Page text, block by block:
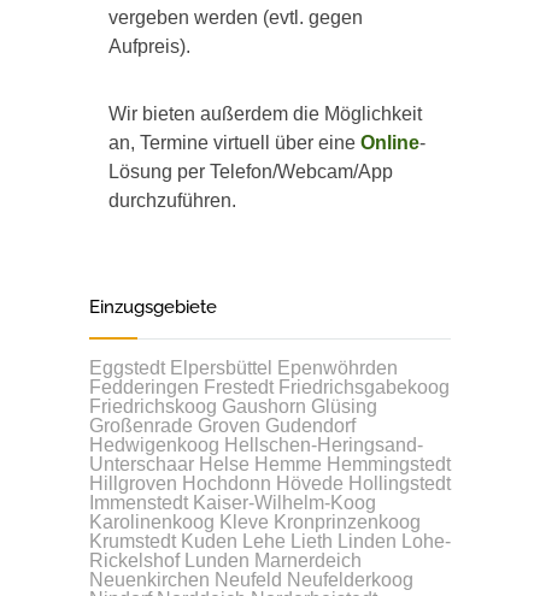
vergeben werden (evtl. gegen
Aufpreis).
Wir bieten außerdem die Möglichkeit
an, Termine virtuell über eine Online-
Lösung per Telefon/Webcam/App
durchzuführen.
Einzugsgebiete
Eggstedt Elpersbüttel
Epenwöhrden
Fedderingen Frestedt Friedrichsgabekoog
Friedrichskoog Gaushorn Glüsing
Großenrade Groven Gudendorf
Hedwigenkoog Hellschen-Heringsand-
Unterschaar Helse Hemme Hemmingstedt
Hillgroven Hochdonn Hövede Hollingstedt
Immenstedt Kaiser-Wilhelm-Koog
Karolinenkoog Kleve Kronprinzenkoog
Krumstedt Kuden Lehe Lieth Linden
Lohe-
Rickelshof
Lunden Marnerdeich
Neuenkirchen Neufeld Neufelderkoog